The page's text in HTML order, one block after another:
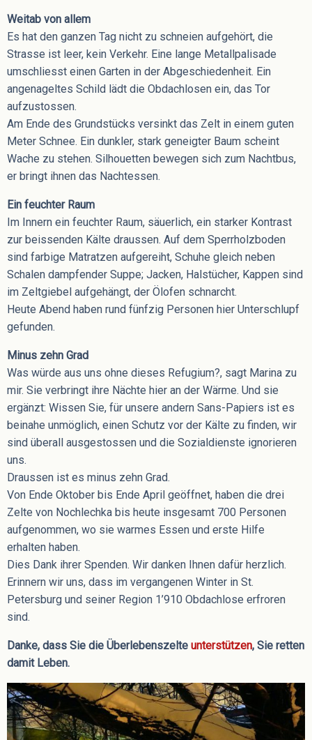
Weitab von allem
Es hat den ganzen Tag nicht zu schneien aufgehört, die
Strasse ist leer, kein Verkehr. Eine lange Metallpalisade
umschliesst einen Garten in der Abgeschiedenheit. Ein
angenageltes Schild lädt die Obdachlosen ein, das Tor
aufzustossen.
Am Ende des Grundstücks versinkt das Zelt in einem guten
Meter Schnee. Ein dunkler, stark geneigter Baum scheint
Wache zu stehen. Silhouetten bewegen sich zum Nachtbus,
er bringt ihnen das Nachtessen.
Ein feuchter Raum
Im Innern ein feuchter Raum, säuerlich, ein starker Kontrast
zur beissenden Kälte draussen. Auf dem Sperrholzboden
sind farbige Matratzen aufgereiht, Schuhe gleich neben
Schalen dampfender Suppe; Jacken, Halstücher, Kappen sind
im Zeltgiebel aufgehängt, der Ölofen schnarcht.
Heute Abend haben rund fünfzig Personen hier Unterschlupf
gefunden.
Minus zehn Grad
Was würde aus uns ohne dieses Refugium?, sagt Marina zu
mir. Sie verbringt ihre Nächte hier an der Wärme. Und sie
ergänzt: Wissen Sie, für unsere andern Sans-Papiers ist es
beinahe unmöglich, einen Schutz vor der Kälte zu finden, wir
sind überall ausgestossen und die Sozialdienste ignorieren
uns.
Draussen ist es minus zehn Grad.
Von Ende Oktober bis Ende April geöffnet, haben die drei
Zelte von Nochlechka bis heute insgesamt 700 Personen
aufgenommen, wo sie warmes Essen und erste Hilfe
erhalten haben.
Dies Dank ihrer Spenden. Wir danken Ihnen dafür herzlich.
Erinnern wir uns, dass im vergangenen Winter in St.
Petersburg und seiner Region 1’910 Obdachlose erfroren
sind.
Danke, dass Sie die Überlebenszelte unterstützen, Sie retten
damit Leben.